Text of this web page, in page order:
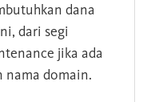
dana
dari segi
jika ada
nama domain.